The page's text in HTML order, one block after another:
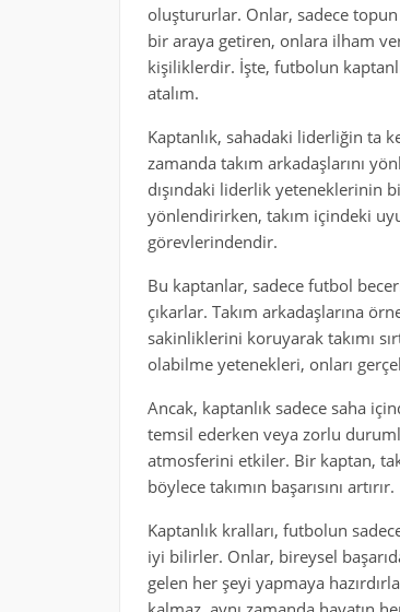
oluştururlar. Onlar, sadece topun
bir araya getiren, onlara ilham
kişiliklerdir. İşte, futbolun
atalım.
Kaptanlık, sahadaki liderliğin ta
zamanda takım arkadaşlarını
dışındaki liderlik yeteneklerinin
yönlendirirken, takım içindeki
görevlerindendir.
Bu kaptanlar, sadece futbol
çıkarlar. Takım arkadaşlarına
sakinliklerini koruyarak takımı
olabilme yetenekleri, onları
Ancak, kaptanlık sadece saha
temsil ederken veya zorlu
atmosferini etkiler. Bir kaptan,
böylece takımın başarısını artırır.
Kaptanlık kralları, futbolun
iyi bilirler. Onlar, bireysel
gelen her şeyi yapmaya